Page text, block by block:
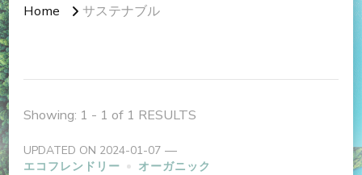
Home サステナブル
Showing: 1 - 1 of 1 RESULTS
UPDATED ON 2024-01-07
エコフレンドリー
オーガニック